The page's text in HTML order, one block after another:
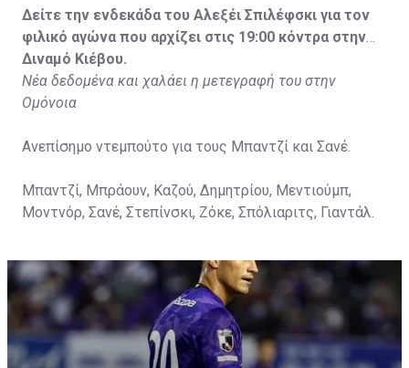
Δείτε την ενδεκάδα του Αλεξέι Σπιλέφσκι για τον
φιλικό αγώνα που αρχίζει στις 19:00 κόντρα στην
Διναμό Κιέβου.
Νέα δεδομένα και χαλάει η μετεγραφή του στην
Ομόνοια
Ανεπίσημο ντεμπούτο για τους Μπαντζί και Σανέ.
Μπαντζί, Μπράουν, Καζού, Δημητρίου, Μεντιούμπ,
Μοντνόρ, Σανέ, Στεπίνσκι, Ζόκε, Σπόλιαριτς, Γιαντάλ.